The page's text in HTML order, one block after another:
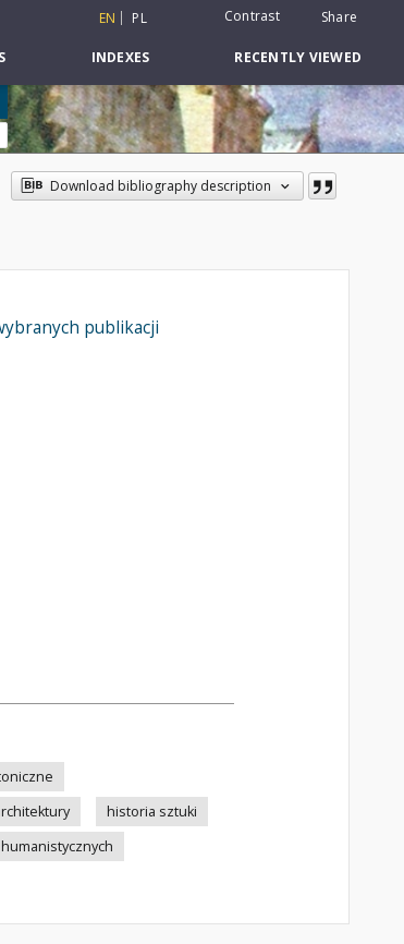
EN PL Contrast Share
INDEXES RECENTLY VIEWED
Download bibliography description
publikacji
historia sztuki